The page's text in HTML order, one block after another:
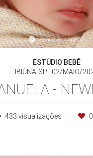
ESTÚDIO BEBÊ
IBIÚNA-SP
02/MAIO/
-
433 visualizações 0